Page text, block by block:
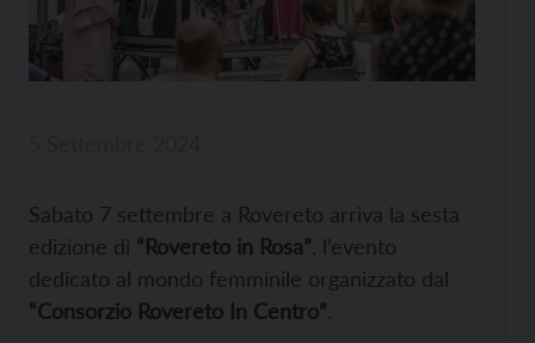
Sabato 7 settembre a Rovereto arriva la sesta
edizione di “Rovereto in Rosa” , l’evento
dedicato al mondo femminile organizzato dal
“Consorzio Rovereto In Centro”.